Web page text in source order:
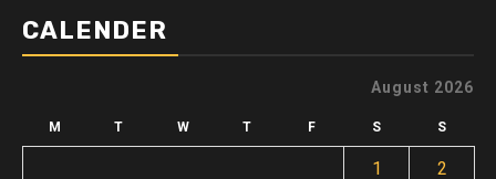
CALENDER
August 2026
M T W T F S S
1 2